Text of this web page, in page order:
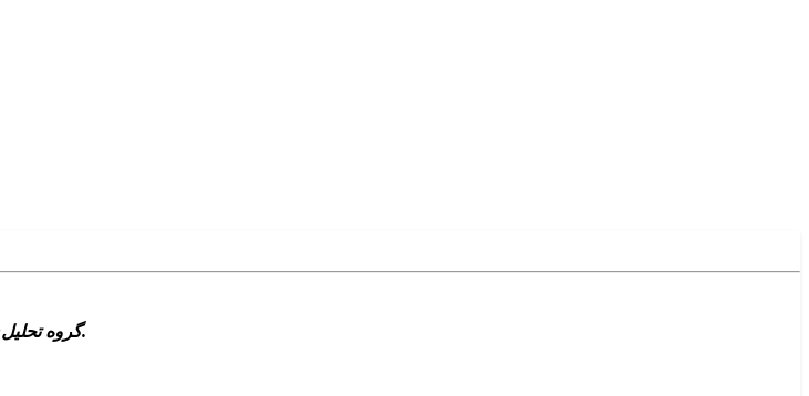
گروه تحليل: قطع کامل روابط ايران و آمريکا در آوريل 1980 نه پايان که آغازي بود بر جنگ سردي نامتعارف.